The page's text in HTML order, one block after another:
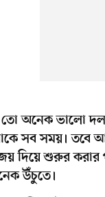
তো অনেক ভালো
সব সময়। তবে
দিয়ে শুরুর করার
উঁচুতে।